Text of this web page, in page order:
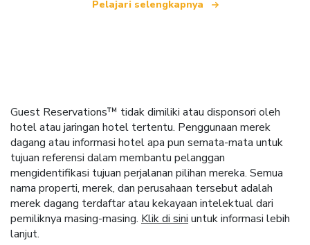
Pelajari selengkapnya
Guest Reservations™ tidak dimiliki atau disponsori oleh
hotel atau jaringan hotel tertentu. Penggunaan merek
dagang atau informasi hotel apa pun semata-mata untuk
tujuan referensi dalam membantu pelanggan
mengidentifikasi tujuan perjalanan pilihan mereka. Semua
nama properti, merek, dan perusahaan tersebut adalah
merek dagang terdaftar atau kekayaan intelektual dari
pemiliknya masing-masing. Klik di sini untuk informasi lebih
lanjut.